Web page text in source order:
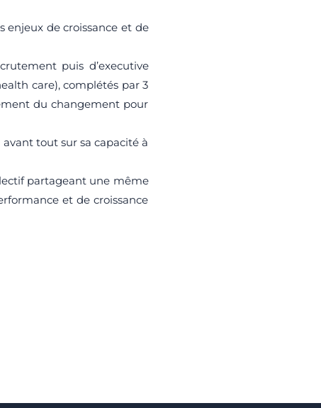
enjeux de croissance et de
puis d’executive
care), complétés par 3
du changement pour
tout sur sa capacité à
partageant une même
et de croissance